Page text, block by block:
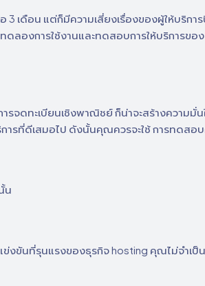
3 เดือน แต่ก็มีความเสี่ยงเรื่องของผู้ให้บ
ลองการใช้งานและทดสอบการให้บริการขอ
จดทะเบียนเชิงพาณิชย์ ก็น่าจะสร้างความมั่
ารที่ดีเสมอไป ดังนั้นคุณควรจะใช้ การทดส
น
งขันที่รุนแรงของธุรกิจ hosting คุณไม่จำเ